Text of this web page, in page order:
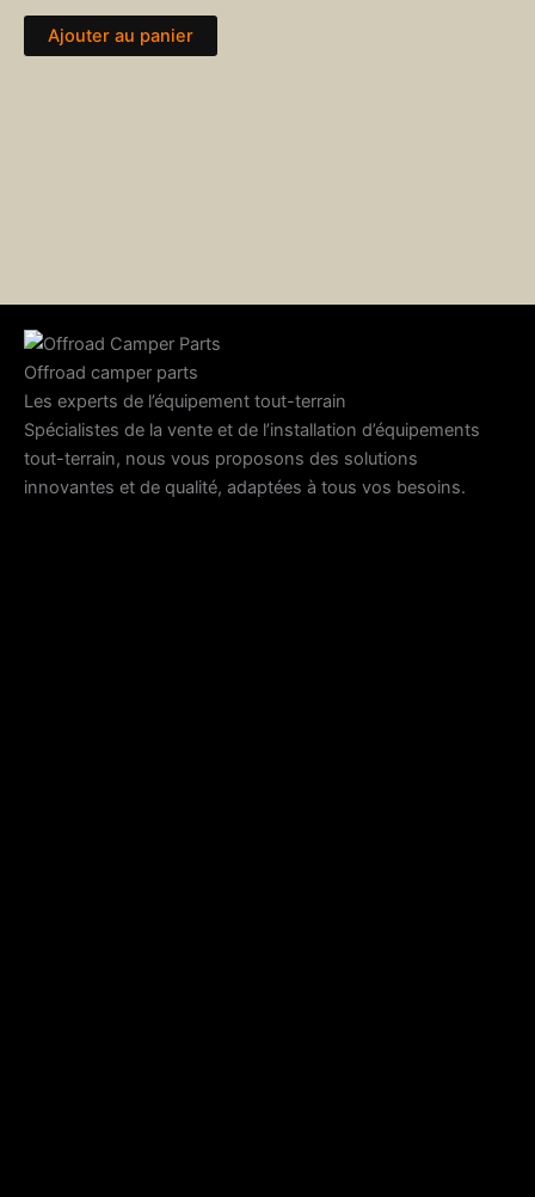
Ajouter au panier
Offroad camper parts
Les experts de l’équipement tout-terrain
Spécialistes de la vente et de l’installation d’équipements
tout-terrain, nous vous proposons des solutions
innovantes et de qualité, adaptées à tous vos besoins.